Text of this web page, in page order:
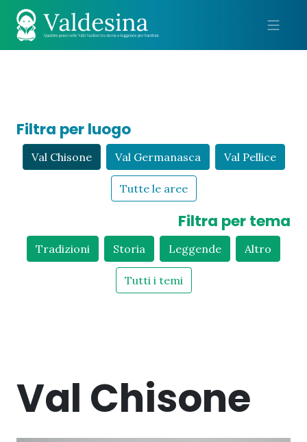
Filtra per luogo
Val Chisone Val Germanasca Val Pellice
Tutte le aree
Filtra per tema
Tradizioni Storia Leggende Altro
Tutti i temi
Val Chisone